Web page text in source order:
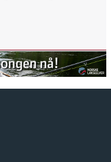
kommer ut av elva